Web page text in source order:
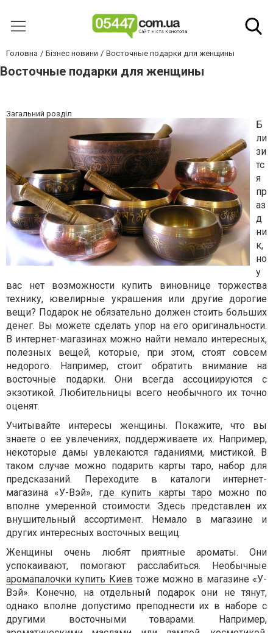
Головна Бізнес новини Восточные подарки для женщины
Восточные подарки для женщины
Загальний розділ
Б
ли
зи
тс
я
пр
аз
д
ни
к,
но
у
вас нет возможности купить виновнице торжества
технику, ювелирные украшения или другие дорогие
вещи? Подарок не обязательно должен стоить больших
денег. Вы можете сделать упор на его оригинальности.
В интернет-магазинах можно найти немало интересных,
полезных вещей, которые, при этом, стоят совсем
недорого. Например, стоит обратить внимание на
восточные подарки. Они всегда ассоциируются с
экзотикой. Любительницы всего необычного их точно
оценят.
Учитывайте интересы женщины. Покажите, что вы
знаете о ее увлечениях, поддерживаете их. Например,
некоторые дамы увлекаются гаданиями, мистикой. В
таком случае можно подарить карты таро, набор для
предсказаний. Переходите в каталоги интернет-
магазина «У-Вэй», где купить карты таро можно по
вполне умеренной стоимости. Здесь представлен их
внушительный ассортимент. Немало в магазине и
других интересных восточных вещиц.
Женщины очень любят приятные ароматы. Они
успокаивают, помогают расслабиться. Необычные
аромапалочки купить Киев тоже можно в магазине «У-
Вэй». Конечно, на отдельный подарок они не тянут,
однако вполне допустимо преподнести их в наборе с
другими восточными товарами. Например,